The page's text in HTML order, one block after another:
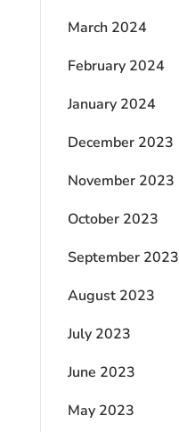
March 2024
February 2024
January 2024
December 2023
November 2023
October 2023
September 2023
August 2023
July 2023
June 2023
May 2023